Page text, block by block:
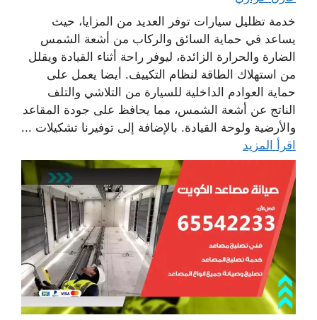
خدمة تظليل سيارات توفر العديد من المزايا، حيث
يساعد في حماية السائق والركاب من أشعة الشمس
الضارة والحرارة الزائدة، ليوفر راحة أثناء القيادة ويقلل
من استهلاك الطاقة لنظام التكييف. أيضا يعمل على
حماية العوادم الداخلية للسيارة من التلاشي والتلف
الناتج عن أشعة الشمس، مما يحافظ على جودة المقاعد
والأرضية ولوحة القيادة. بالإضافة إلى توفيرنا تشكيلات ...
اقرأ المزيد